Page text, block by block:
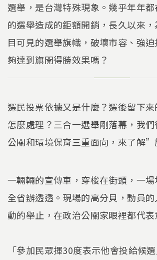
選舉，是台灣特殊現象。幾乎年年
的選舉造成的鉅額開銷，長久以來
目可見的選舉旗幟，破壞市容、強
夠達到旗開得勝效果嗎？
選民投票依據又是什麼？選後留下
怎麼處理？三合一選舉剛落幕，我
公關和環境保育三重面向，來了解
一輛輛的宣傳車，穿梭在街頭，一場
全省辦透透。現場的高分貝，動員
動的舉止，在政治公關家眼裡都代表
「參加民眾揮30度表示他會投給候